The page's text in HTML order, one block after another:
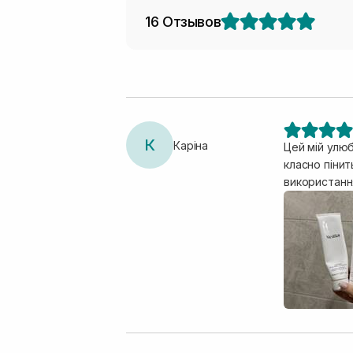
16 Отзывов
К Каріна
Цей мій
класно